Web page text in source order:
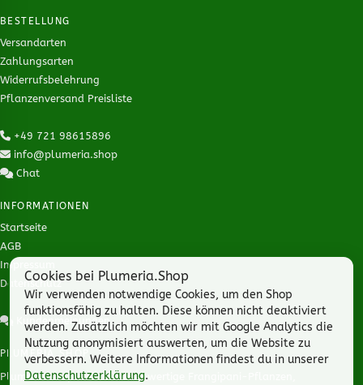
BESTELLUNG
Versandarten
Zahlungsarten
Widerrufsbelehrung
Pflanzenversand Preisliste
+49 721 98615896
info@plumeria.shop
Chat
INFORMATIONEN
Startseite
AGB
Impressum
Datenschutz
Kundenmeinungen
PLUMERIA.SHOP
Plumeria Shop steht für hochwertige Frangipani-Pflanzen,
Cookies bei Plumeria.Shop
Wir verwenden notwendige Cookies, um den Shop
funktionsfähig zu halten. Diese können nicht deaktiviert
werden. Zusätzlich möchten wir mit Google Analytics die
Nutzung anonymisiert auswerten, um die Website zu
verbessern. Weitere Informationen findest du in unserer
Datenschutzerklärung.